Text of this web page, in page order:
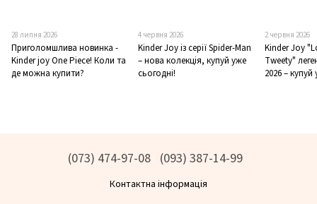
28 липня 2026
Приголомшлива новинка -
Kinder joy One Piece! Коли та
де можна купити?
4 червня 2026
Kinder Joy із серії Spider-Man
– нова колекція, купуй уже
сьогодні!
2 червня 2026
Kinder Joy
Tweety"
2026 – купуй
(073) 474-97-08 (093) 387-14-99
Контактна інформація